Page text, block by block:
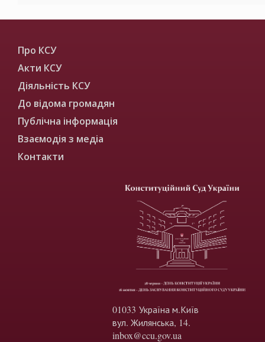
Про КСУ
Акти КСУ
Діяльність КСУ
До відома громадян
Публічна інформація
Взаємодія з медіа
Контакти
01033 Україна м.Київ
вул. Жилянська, 14.
inbox@ccu.gov.ua